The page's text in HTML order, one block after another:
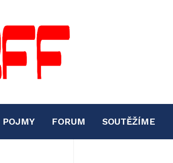
POJMY FORUM SOUTĚŽÍME